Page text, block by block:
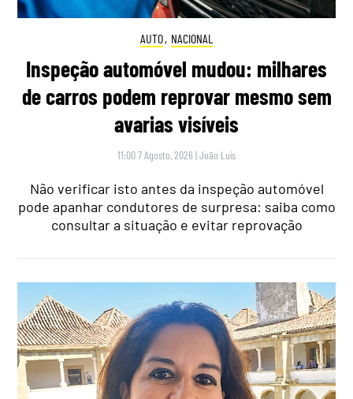
AUTO, NACIONAL
Inspeção automóvel mudou: milhares
de carros podem reprovar mesmo sem
avarias visíveis
11:00 7 Agosto, 2026 |João Luís
Não verificar isto antes da inspeção automóvel
pode apanhar condutores de surpresa: saiba como
consultar a situação e evitar reprovação